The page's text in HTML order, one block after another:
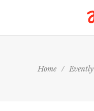
Home / Evently